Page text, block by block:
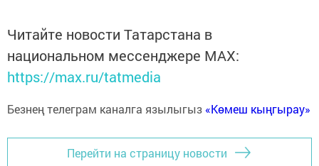
Читайте новости Татарстана в
национальном мессенджере MАХ:
https://max.ru/tatmedia
Безнең телеграм каналга язылыгыз «Көмеш кыңгырау»
Перейти на страницу новости